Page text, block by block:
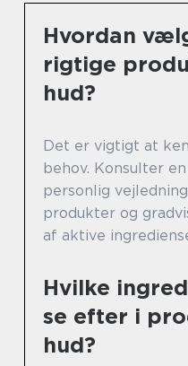
Hvordan
rigtige
hud?
Det er vigtigt at
behov. Konsulter
personlig
produkter og
af aktive
Hvilke
se efter i
hud?